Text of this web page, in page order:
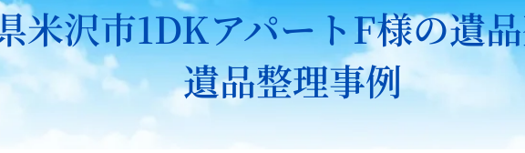
米沢市1DKアパートF様の遺
遺品整理事例